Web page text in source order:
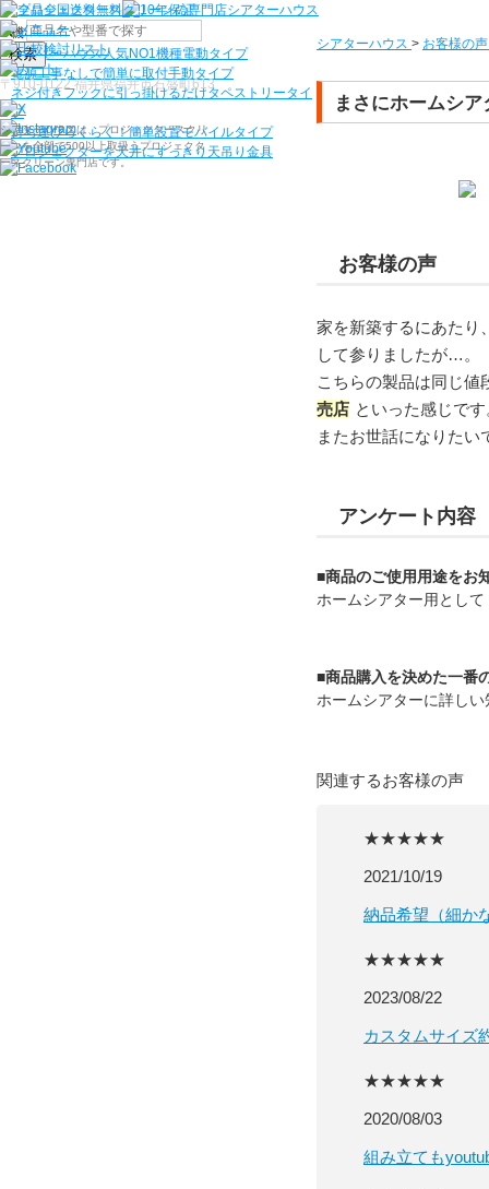
検索
シアターハウス > お客様の声
まさにホームシ
お客様の声
家を新築するにあたり
して参りましたが…。
こちらの製品は同じ値
売店 といった感じです
またお世話になりたい
アンケート内容
■商品のご使用用途をお
ホームシアター用として
■商品購入を決めた一番
ホームシアターに詳し
関連するお客様の声
★★★★★
2021/10/19
納品希望（細か
★★★★★
2023/08/22
カスタムサイズ
★★★★★
2020/08/03
組み立ても
機種から選ぶ
シアターハウス人気NO1機種電動タイプ
電源工事なしで簡単に取付手動タイプ
ネジ付きフックに引っ掛けるだけタペストリータイ
プ
持ち運びらくらく！簡単設置モバイルタイプ
プロジェクターを天井にすっきり 天吊り金具
〒910-0122 福井県福井市石盛町613
シアターハウスは、プロジェクタースクリ
ーンを全部で500以上取扱うプロジェクタ
ースクリーン専門店です。